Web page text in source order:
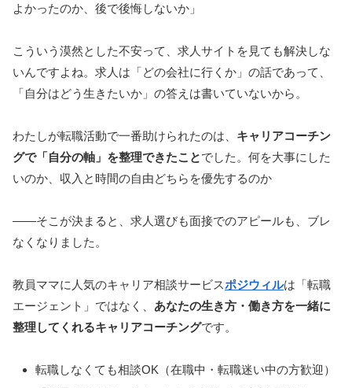
よかったのか、後で後悔しないか」
こういう漠然とした不安って、求人サイトを見ても解決しな
いんですよね。求人は「どの会社に行くか」の話であって、
「自分はどう生きたいか」の答えは書いていないから。
わたしが転職活動で一番助けられたのは、 キャリアコーチン
グで「自分の軸」を整理できたことでした。何を大事にした
いのか、収入と時間の自由どちらを優先するのか
——そこが決まると、求人選びも面接でのアピールも、ブレ
なくなりました。
教員ママに人気のキャリア相談サービスポジウィルは「転職
エージェント」ではなく、 あなたの生き方・働き方を一緒に
整理してくれるキャリアコーチングです。
転職しなくても相談OK（在職中・転職迷い中の方歓迎）